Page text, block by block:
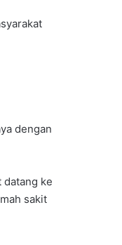
dengan
datang ke
sakit